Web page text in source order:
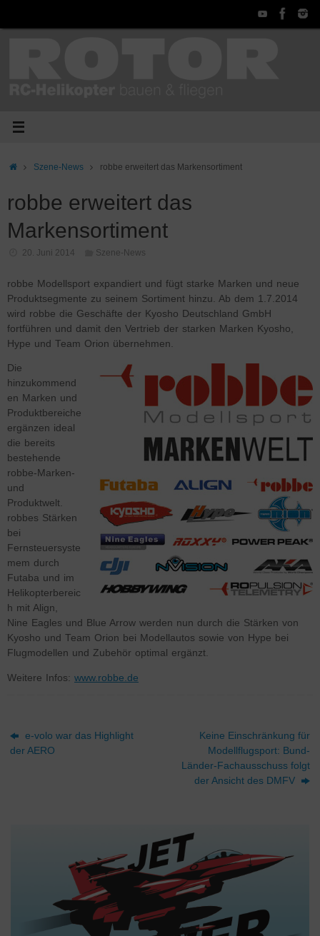
StartSzene-News robbe erweitert das Markensortiment
robbe erweitert das
Markensortiment
20. Juni 2014 Szene-News
robbe Modellsport expandiert und fügt starke Marken und neue
Produktsegmente zu seinem Sortiment hinzu. Ab dem 1.7.2014
wird robbe die Geschäfte der Kyosho Deutschland GmbH
fortführen und damit den Vertrieb der starken Marken Kyosho,
Hype und Team Orion übernehmen.
Die
hinzukommend
en Marken und
Produktbereiche
ergänzen ideal
die bereits
bestehende
robbe-Marken-
und
Produktwelt.
robbes Stärken
bei
Fernsteuersyste
mem durch
Futaba und im
Helikopterbereic
h mit Align,
Nine Eagles und Blue Arrow werden nun durch die Stärken von
Kyosho und Team Orion bei Modellautos sowie von Hype bei
Flugmodellen und Zubehör optimal ergänzt.
Weitere Infos: www.robbe.de
e-volo war das Highlight
der AERO
Keine Einschränkung für
Modellflugsport: Bund-
Länder-Fachausschuss folgt
der Ansicht des DMFV